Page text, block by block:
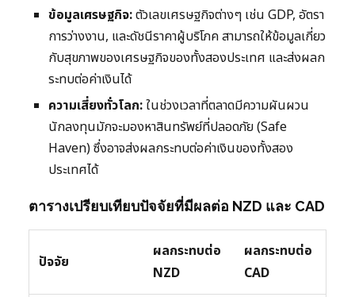
ข้อมูลเศรษฐกิจ:ตัวเลขเศรษฐกิจต่างๆ เช่น GDP, อัตรา
การว่างงาน, และดัชนีราคาผู้บริโภค สามารถให้ข้อมูลเกี่ยว
กับสุขภาพของเศรษฐกิจของทั้งสองประเทศ และส่งผลก
ระทบต่อค่าเงินได้
ความเสี่ยงทั่วโลก:ในช่วงเวลาที่ตลาดมีความผันผวน
นักลงทุนมักจะมองหาสินทรัพย์ที่ปลอดภัย (Safe
Haven) ซึ่งอาจส่งผลกระทบต่อค่าเงินของทั้งสอง
ประเทศได้
ตารางเปรียบเทียบปัจจัยที่มีผลต่อ NZD และ CAD
ปัจจัย
ผลกระทบต่อ
NZD
ผลกระทบต่อ
CAD